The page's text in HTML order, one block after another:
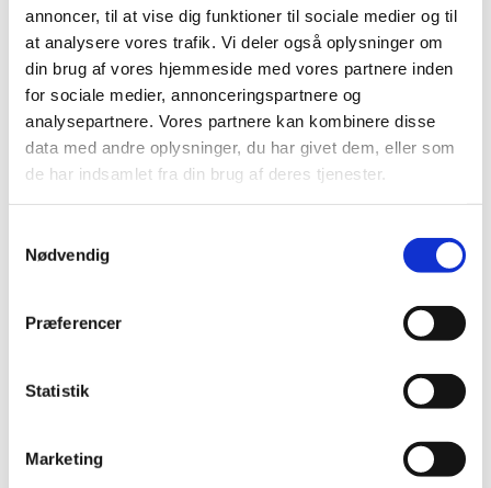
annoncer, til at vise dig funktioner til sociale medier og til
at analysere vores trafik. Vi deler også oplysninger om
din brug af vores hjemmeside med vores partnere inden
for sociale medier, annonceringspartnere og
analysepartnere. Vores partnere kan kombinere disse
data med andre oplysninger, du har givet dem, eller som
de har indsamlet fra din brug af deres tjenester.
Nødvendig
Præferencer
Statistik
Marketing
Inden begravelsen eller bisættelsen mødes afdødes
pårørende med præsten for at tilrettelægge
højtideligheden. Her kan du fortælle om den
afdøde og vælge salmer. På Den Danske Salmebog
Online kan du høre salmer og vælge, hvad der skal
synges til begravelsen. Tal med præsten, hvis du har
andre ønsker. Præsten kan også tilbyde støtte og